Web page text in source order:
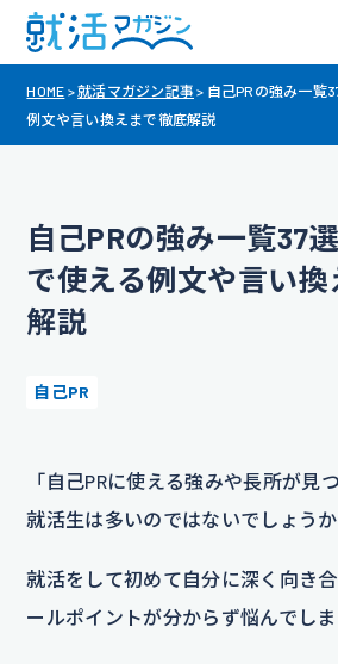
HOME >就活マガジン記事 > 自己PRの強み一覧
例文や言い換えまで徹底解説
自己PRの強み一覧37
で使える例文や言い換
解説
自己PR
「自己PRに使える強みや長所が見
就活生は多いのではないでしょうか
就活をして初めて自分に深く向き
ールポイントが分からず悩んでしま